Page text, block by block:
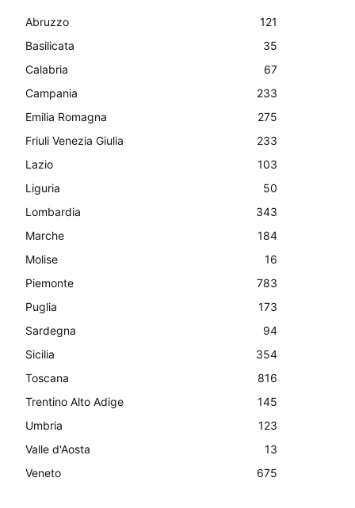
Abruzzo
121
Basilicata
35
Calabria
67
Campania
233
Emilia Romagna
275
Friuli Venezia Giulia
233
Lazio
103
Liguria
50
Lombardia
343
Marche
184
Molise
16
Piemonte
783
Puglia
173
Sardegna
94
Sicilia
354
Toscana
816
Trentino Alto Adige
145
Umbria
123
Valle d'Aosta
13
Veneto
675